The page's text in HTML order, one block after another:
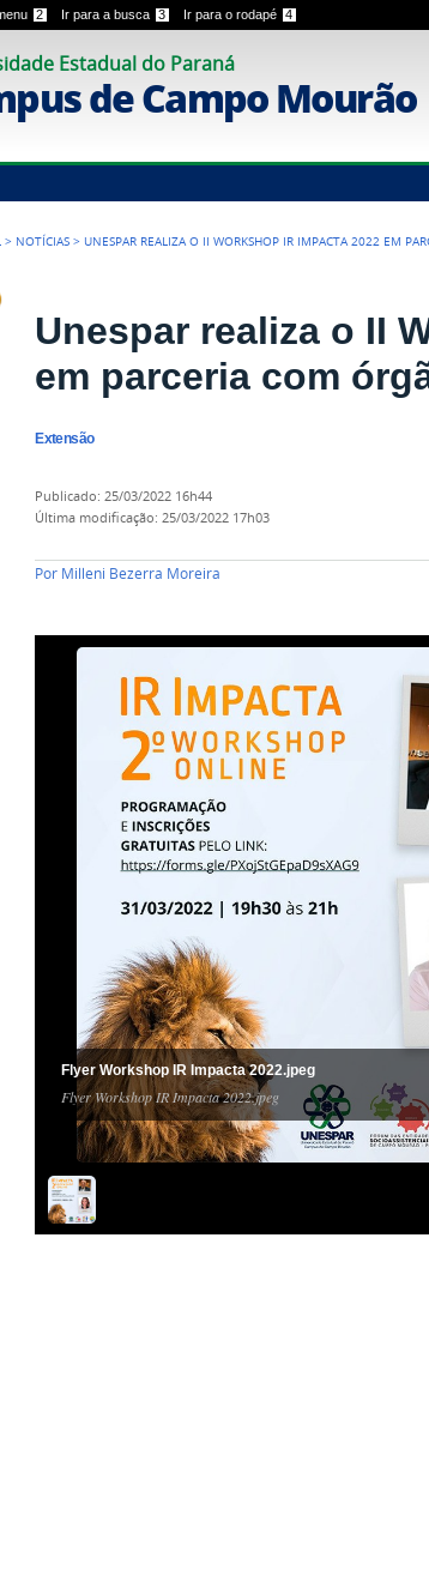
2 Ir para a busca 3 Ir para o rodapé 4
Estadual do Paraná
de Campo Mourão
> NOTÍCIAS > UNESPAR REALIZA O II WORKSHOP IR IMPACTA 2022 EM
Unespar realiza o II
em parceria com
Extensão
publicado:25/03/2022 16h44
última modificação:25/03/2022 17h03
Por Milleni Bezerra Moreira
Flyer Workshop IR Impacta 2022.jpeg
Flyer Workshop IR Impacta 2022.jpeg